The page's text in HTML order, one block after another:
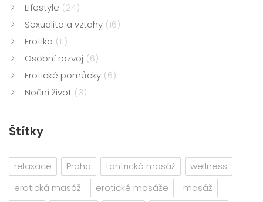
Lifestyle (24)
Sexualita a vztahy (16)
Erotika (11)
Osobní rozvoj (6)
Erotické pomůcky (6)
Noční život (3)
Štítky
relaxace Praha tantrická masáž
wellness
erotická masáž
erotické masáže
masáž